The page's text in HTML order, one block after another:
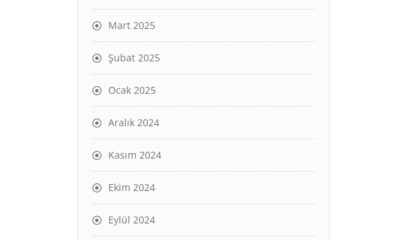
Mart 2025
Şubat 2025
Ocak 2025
Aralık 2024
Kasım 2024
Ekim 2024
Eylül 2024